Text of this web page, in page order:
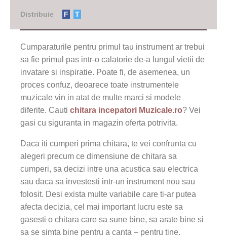
Distribuie F T
Cumparaturile pentru primul tau instrument ar trebui
sa fie primul pas intr-o calatorie de-a lungul vietii de
invatare si inspiratie. Poate fi, de asemenea, un
proces confuz, deoarece toate instrumentele
muzicale vin in atat de multe marci si modele
diferite. Cauti chitara incepatori Muzicale.ro? Vei
gasi cu siguranta in magazin oferta potrivita.
Daca iti cumperi prima chitara, te vei confrunta cu
alegeri precum ce dimensiune de chitara sa
cumperi, sa decizi intre una acustica sau electrica
sau daca sa investesti intr-un instrument nou sau
folosit. Desi exista multe variabile care ti-ar putea
afecta decizia, cel mai important lucru este sa
gasesti o chitara care sa sune bine, sa arate bine si
sa se simta bine pentru a canta – pentru tine.